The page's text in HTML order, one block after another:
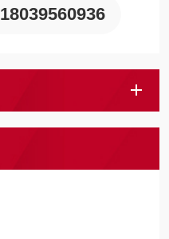
18039560936